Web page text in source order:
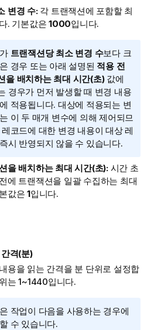
변경 수: 각 트랜잭션에 포함할 최
. 기본값은 1000입니다.
트랜잭션당 최소 변경 수보다 크
경우 또는 아래 설명된 적용 전
을 배치하는 최대 시간(초)값에
경우가 먼저 발생할 때 변경 내용
적용됩니다. 대상에 적용되는 변
이 두 매개 변수에 의해 제어되므
레코드에 대한 변경 내용이 대상 레
시 반영되지 않을 수 있습니다.
을 배치하는 최대 시간(초): 시간 초
에 트랜잭션을 일괄 수집하는 최대
값은 1입니다.
격(분)
용을 읽는 간격을 분 단위로 설정합
는 1~1440입니다.
작업이 다음을 사용하는 경우에
수 있습니다.